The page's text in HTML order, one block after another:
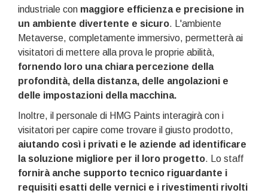
industriale con maggiore efficienza e precisione in
un ambiente divertente e sicuro. L'ambiente
Metaverse, completamente immersivo, permetterà ai
visitatori di mettere alla prova le proprie abilità,
fornendo loro una chiara percezione della
profondità, della distanza, delle angolazioni e
delle impostazioni della macchina.
Inoltre, il personale di HMG Paints interagirà con i
visitatori per capire come trovare il giusto prodotto,
aiutando così i privati e le aziende ad identificare
la soluzione migliore per il loro progetto. Lo staff
fornirà anche supporto tecnico riguardante i
requisiti esatti delle vernici e i rivestimenti rivolti